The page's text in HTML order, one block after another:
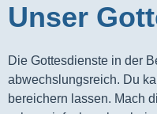
Unser
Die Gottesdienste in der
abwechslungsreich. Du
bereichern lassen. Mach